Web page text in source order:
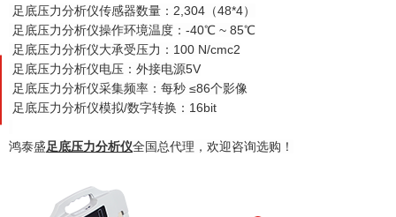
足底压力分析仪传感器数量：2,304（48*4）
足底压力分析仪操作环境温度：-40℃ ~ 85℃
足底压力分析仪大承受压力：100 N/cmc2
足底压力分析仪电压：外接电源5V
足底压力分析仪采集频率：每秒 ≤86个影像
足底压力分析仪模拟/数字转换：16bit
鸿泰盛足底压力分析仪全国总代理，欢迎咨询选购！